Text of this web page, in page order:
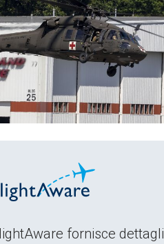
fornisce dettagli